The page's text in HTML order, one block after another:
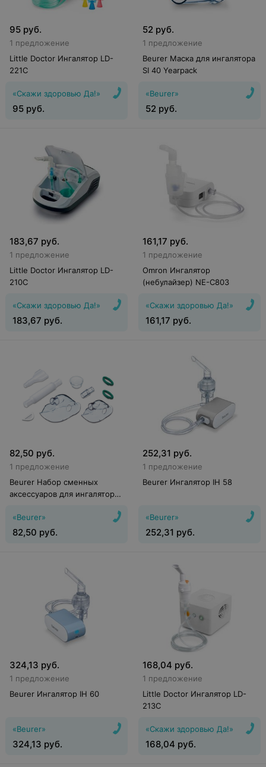
95 руб.
1 предложение
Little Doctor Ингалятор LD-
221C
«Скажи здоровью Да!»
95 руб.
52 руб.
1 предложение
Beurer Маска для ингалятора
SI 40 Yearpack
«Beurer»
52 руб.
183,67 руб.
1 предложение
Little Doctor Ингалятор LD-
210C
«Скажи здоровью Да!»
183,67 руб.
161,17 руб.
1 предложение
Omron Ингалятор
(небулайзер) NE-C803
«Скажи здоровью Да!»
161,17 руб.
82,50 руб.
1 предложение
Beurer Набор сменных
аксессуаров для ингаляторов
«Beurer»
82,50 руб.
252,31 руб.
1 предложение
Beurer Ингалятор IH 58
«Beurer»
252,31 руб.
324,13 руб.
1 предложение
Beurer Ингалятор IH 60
«Beurer»
324,13 руб.
168,04 руб.
1 предложение
Little Doctor Ингалятор LD-
213C
«Скажи здоровью Да!»
168,04 руб.